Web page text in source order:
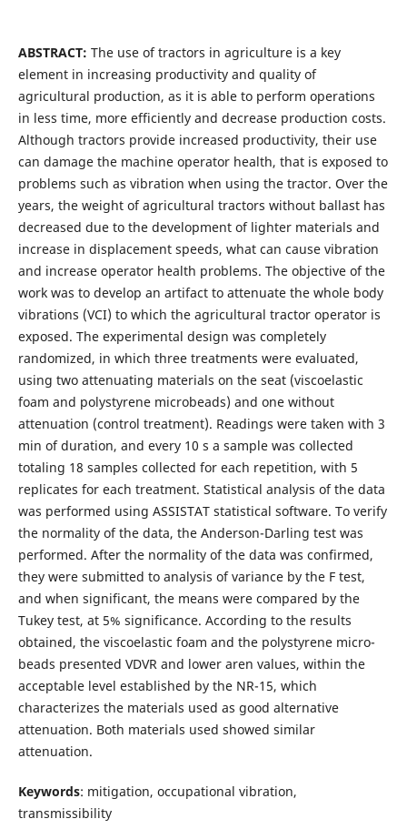
ABSTRACT: The use of tractors in agriculture is a key
element in increasing productivity and quality of
agricultural production, as it is able to perform operations
in less time, more efficiently and decrease production costs.
Although tractors provide increased productivity, their use
can damage the machine operator health, that is exposed to
problems such as vibration when using the tractor. Over the
years, the weight of agricultural tractors without ballast has
decreased due to the development of lighter materials and
increase in displacement speeds, what can cause vibration
and increase operator health problems. The objective of the
work was to develop an artifact to attenuate the whole body
vibrations (VCI) to which the agricultural tractor operator is
exposed. The experimental design was completely
randomized, in which three treatments were evaluated,
using two attenuating materials on the seat (viscoelastic
foam and polystyrene microbeads) and one without
attenuation (control treatment). Readings were taken with 3
min of duration, and every 10 s a sample was collected
totaling 18 samples collected for each repetition, with 5
replicates for each treatment. Statistical analysis of the data
was performed using ASSISTAT statistical software. To verify
the normality of the data, the Anderson-Darling test was
performed. After the normality of the data was confirmed,
they were submitted to analysis of variance by the F test,
and when significant, the means were compared by the
Tukey test, at 5% significance. According to the results
obtained, the viscoelastic foam and the polystyrene micro-
beads presented VDVR and lower aren values, within the
acceptable level established by the NR-15, which
characterizes the materials used as good alternative
attenuation. Both materials used showed similar
attenuation.
Keywords: mitigation, occupational vibration,
transmissibility